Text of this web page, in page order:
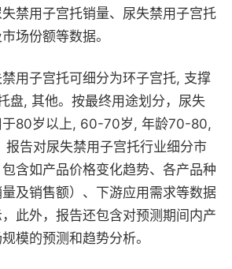
禁用子宫托销量、尿失禁用子宫托
场份额等数据。
用子宫托可细分为环子宫托, 支撑
盘, 其他。按最终用途划分，尿失
于80岁以上, 60-70岁, 年龄70-80,
报告对尿失禁用子宫托行业细分市
含如产品价格变化趋势、各产品种
及销售额）、下游应用需求等数据
此外，报告还包含对预测期间内产
模的预测和趋势分析。